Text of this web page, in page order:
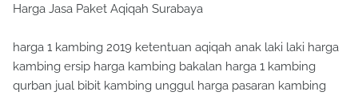
Harga Jasa Paket Aqiqah Surabaya
harga 1 kambing 2019 ketentuan aqiqah anak laki laki harga
kambing ersip harga kambing bakalan harga 1 kambing
qurban jual bibit kambing unggul harga pasaran kambing